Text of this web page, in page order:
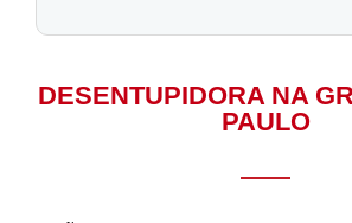
DESENTUPIDORA NA
PAULO